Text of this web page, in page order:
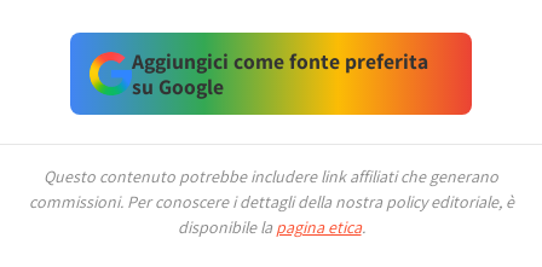
Aggiungici come fonte preferita
su Google
Questo contenuto potrebbe includere link affiliati che generano
commissioni. Per conoscere i dettagli della nostra policy editoriale, è
disponibile la pagina etica.